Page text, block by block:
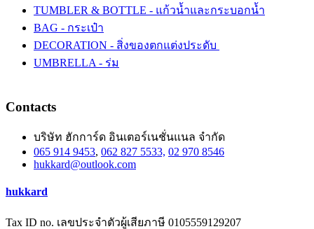
TUMBLER & BOTTLE - แก้วน้ำและกระบอกน้ำ
BAG - กระเป๋า
DECORATION - สิ่งของตกแต่งประดับ
UMBRELLA - ร่ม
Contacts
บริษัท ฮักการ์ด อินเตอร์เนชั่นแนล จำกัด
065 914 9453, 062 827 5533, 02 970 8546
hukkard@outlook.com
hukkard
Tax ID no. เลขประจำตัวผู้เสียภาษี 0105559129207